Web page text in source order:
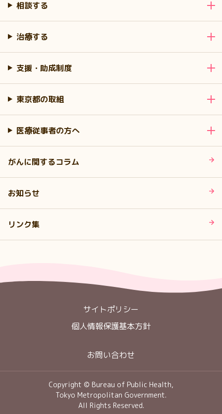
相談する
治療する
支援・助成制度
東京都の取組
医療従事者の方へ
がんに関するコラム
お知らせ
リンク集
サイトポリシー
個人情報保護基本方針
お問い合わせ
Copyright © Bureau of Public Health,
Tokyo Metropolitan Government.
All Rights Reserved.